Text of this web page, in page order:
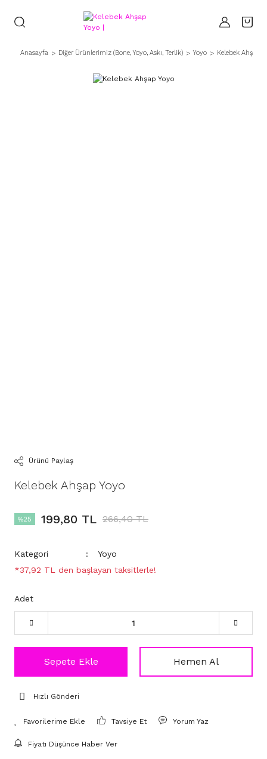
Anasayfa Diğer Ürünlerimiz (Bone, Yoyo, Askı, Terlik) Yoyo Kelebek Ahşap
Ürünü Paylaş
Kelebek Ahşap Yoyo
%25 199,80 TL 266,40 TL
Kategori
Yoyo
*37,92 TL den başlayan taksitlerle!
Adet
Sepete Ekle Hemen Al
Hızlı Gönderi
Tavsiye Et Yorum Yaz
Fiyatı Düşünce Haber Ver